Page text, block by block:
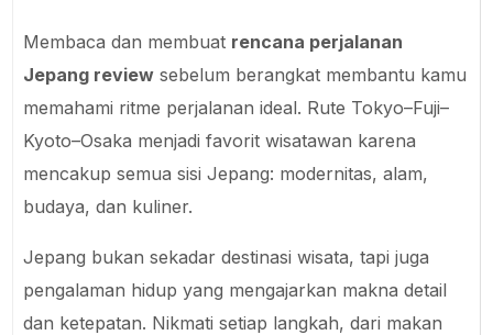
Membaca dan membuat rencana perjalanan
Jepang review sebelum berangkat membantu kamu
memahami ritme perjalanan ideal. Rute Tokyo–Fuji–
Kyoto–Osaka menjadi favorit wisatawan karena
mencakup semua sisi Jepang: modernitas, alam,
budaya, dan kuliner.
Jepang bukan sekadar destinasi wisata, tapi juga
pengalaman hidup yang mengajarkan makna detail
dan ketepatan. Nikmati setiap langkah, dari makan